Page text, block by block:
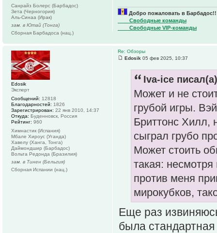
Добро пожаловать в
____Свободные команды
____Свободные VIP-команды
Санрайз Болерс (Барбадос)
Зета (Черногория)
Аль-Синаа (Ирак)
зам. в Ютай (Тонга)
Сборная Барбадоса (нац.)
Re: Обзоры
Edosik 05 фев 2025, 10:37
Iva-ice
Может и не
грубой игры.
Бриттонс Хилл,
сыграл грубо
Может стоить
такая:
против меня
мирокубков,
Еще раз
была
Edosik
Эксперт
Сообщений: 12818
Благодарностей: 1826
Зарегистрирован: 22 янв 2010, 14:37
Откуда: Буденновск, Россия
Рейтинг: 960
Химнастик (Испания)
Мбале Хироус (Уганда)
Хавелу (Ханга, Тонга)
Даймондшир (Барбадос)
Вольта Редонда (Бразилия)
зам. в Тинен (Бельгия)
Сборная Испании (нац.)